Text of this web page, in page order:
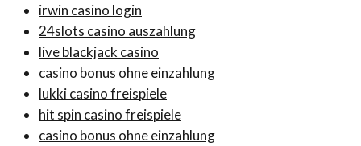
irwin casino login
24slots casino auszahlung
live blackjack casino
casino bonus ohne einzahlung
lukki casino freispiele
hit spin casino freispiele
casino bonus ohne einzahlung